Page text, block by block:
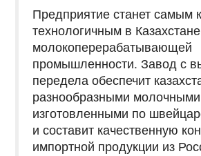
Предприятие станет самым
технологичным в
молокоперерабатывающей
промышленности. Завод с
передела обеспечит
разнообразными
изготовленными по
и составит качественную
импортной продукции из